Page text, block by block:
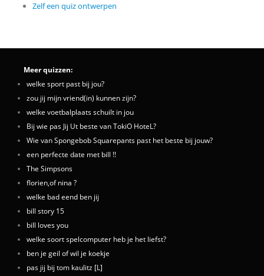
Zelf een quiz ontwerpen
Meer quizzen:
welke sport past bij jou?
zou jij mijn vriend(in) kunnen zijn?
welke voetbalplaats schuilt in jou
Bij wie pas Jij Ut beste van TokiO HoteL?
Wie van Spongebob Squarepants past het beste bij jouw?
een perfecte date met bill !!
The Simpsons
florien,of nina ?
welke bad eend ben jij
bill story 15
bill loves you
welke soort spelcomputer heb je het liefst?
ben je geil of wil je koekje
pas jij bij tom kaulitz [L]